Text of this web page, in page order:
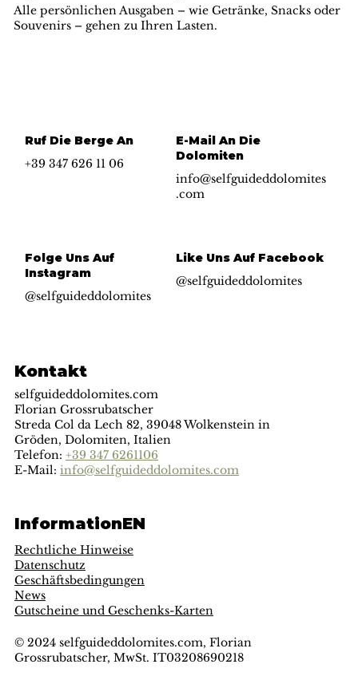
Alle persönlichen Ausgaben – wie Getränke, Snacks oder
Souvenirs – gehen zu Ihren Lasten.
© 2024 selfguideddolomites.com, Florian
Grossrubatscher, MwSt. IT03208690218
Kontakt
selfguideddolomites.com
Florian Grossrubatscher
Streda Col da Lech 82, 39048 Wolkenstein in
Gröden, Dolomiten, Italien
Telefon: +39 347 6261106
E-Mail: info@selfguideddolomites.com
InformationEN
Rechtliche Hinweise
Datenschutz
Geschäftsbedingungen
News
Gutscheine und Geschenks-Karten
+39 347 626 11 06
Ruf Die Berge An
info@selfguideddolomites
.com
E-Mail An Die
Dolomiten
@selfguideddolomites
Folge Uns Auf
Instagram
@selfguideddolomites
Like Uns Auf Facebook